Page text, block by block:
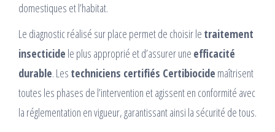
domestiques et l’habitat.
Le diagnostic réalisé sur place permet de choisir le traitement
insecticide le plus approprié et d’assurer une efficacité
durable. Les techniciens certifiés Certibiocide maîtrisent
toutes les phases de l’intervention et agissent en conformité avec
la réglementation en vigueur, garantissant ainsi la sécurité de tous.